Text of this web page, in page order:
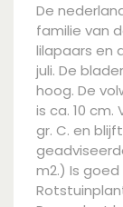
De
familie van
lilapaars en
juli. De
hoog. De
is ca. 10
gr. C. en
m2.) Is goed